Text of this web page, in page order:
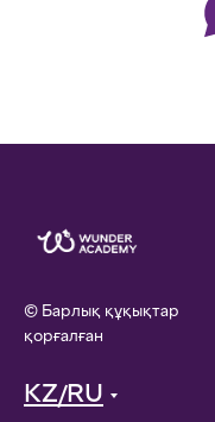
© Барлық құқықтар
қорғалған
KZ/RU